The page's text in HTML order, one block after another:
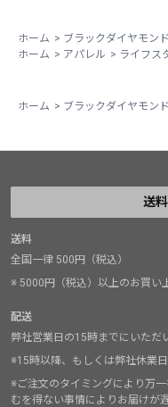
ホーム > ブラックダイヤモンド
ホーム > アパレル > ライフス
ホーム > ブラックダイヤモンド
送
送料
全国一律 500円（税込）
※ 5000円（税込）以上のお買い
配送
弊社営業日の15時までにいただ
※15時以降、もしくは弊社休業
※ご注文のタイミングにより万
むを得ない事情によりお届けが